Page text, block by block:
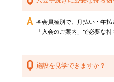
各会員種別で、月払い・年払
「入会のご案内」で必要な
施設を見学できますか？